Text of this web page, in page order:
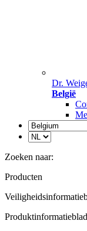
Dr.
België
Zoeken naar:
Producten